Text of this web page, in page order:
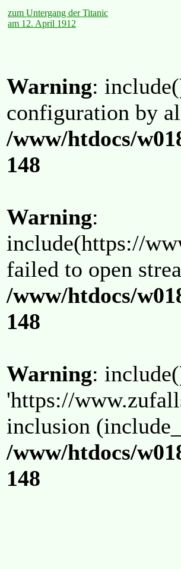
zum Untergang der Titanic
am 12. April 1912
Warning:
configuration by
/www/htdocs/
148
Warning:
include(https://
failed to open
/www/htdocs/
148
Warning:
'https://
inclusion
/www/htdocs/
148